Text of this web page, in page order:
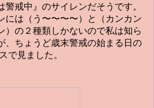
警戒中』のサイレンだそうです。
には（う〜〜〜〜）と（カンカン
）の２種類しかないので私は知ら
、ちょうど歳末警戒の始まる日の
で見ました。